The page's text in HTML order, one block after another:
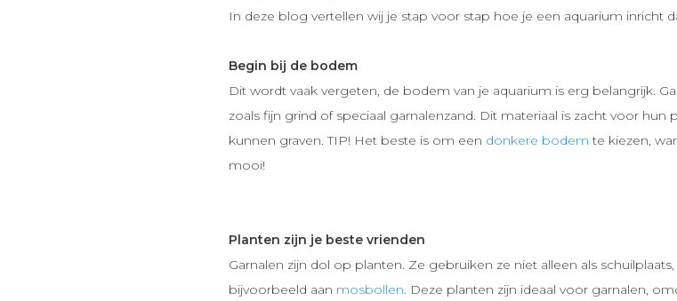
In deze blog vertellen wij je stap voor stap hoe je een aquarium inricht
Begin bij de bodem
Dit wordt vaak vergeten, de bodem van je aquarium is erg belangrijk.
zoals fijn grind of speciaal garnalenzand. Dit materiaal is zacht voor
kunnen graven. TIP! Het beste is om een donkere bodem te kiezen,
mooi!
Planten zijn je beste vrienden
Garnalen zijn dol op planten. Ze gebruiken ze niet alleen als
bijvoorbeeld aan mosbollen. Deze planten zijn ideaal voor garnalen,